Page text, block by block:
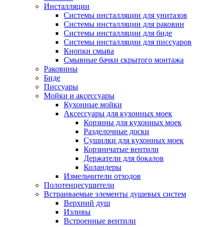
Инсталляции
Системы инсталляции для унитазов
Системы инсталляции для раковин
Системы инсталляции для биде
Системы инсталляции для писсуаров
Кнопки смыва
Смывные бачки скрытого монтажа
Раковины
Биде
Писсуары
Мойки и аксессуары
Кухонные мойки
Аксессуары для кухонных моек
Корзины для кухонных моек
Разделочные доски
Сушилки для кухонных моек
Корзинчатые вентили
Держатели для бокалов
Коландеры
Измельчители отходов
Полотенцесушители
Встраиваемые элементы душевых систем
Верхний душ
Изливы
Встроенные вентили